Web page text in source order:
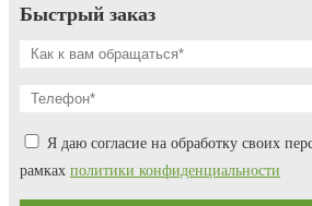
Быстрый заказ
Я даю согласие на обработку своих
рамках политики конфиденциальности